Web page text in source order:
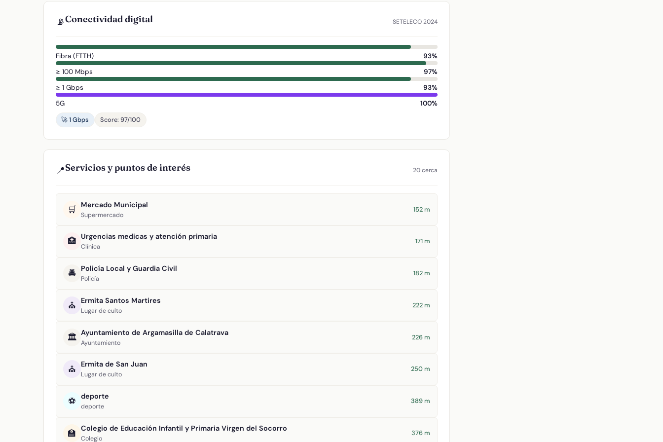
📡Conectividad digital SETELECO 2024
Fibra (FTTH)
93%
≥ 100 Mbps
97%
≥ 1 Gbps
93%
5G
100%
🚀 1 Gbps
Score: 97/100
📍Servicios y puntos de interés 20 cerca
🛒 Mercado Municipal
Supermercado
152 m
🏥 Urgencias medicas y atención primaria
Clínica
171 m
🚔 Policía Local y Guardia Civil
Policía
182 m
⛪ Ermita Santos Martires
Lugar de culto
222 m
🏛️ Ayuntamiento de Argamasilla de Calatrava
Ayuntamiento
226 m
⛪ Ermita de San Juan
Lugar de culto
250 m
⚽ deporte
deporte
389 m
🏫 Colegio de Educación Infantil y Primaria Virgen del Socorro
Colegio
376 m